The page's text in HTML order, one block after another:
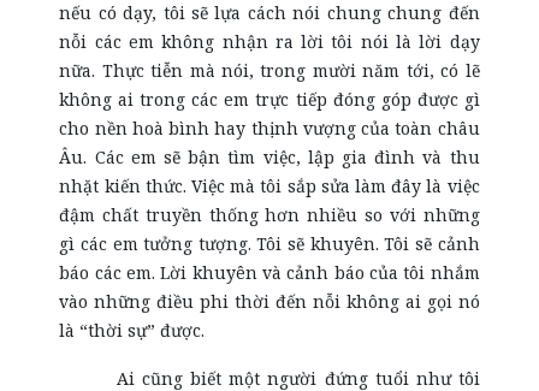
nếu có dạy, tôi sẽ lựa cách nói chung chung đến
nỗi các em không nhận ra lời tôi nói là lời dạy
nữa. Thực tiễn mà nói, trong mười năm tới, có lẽ
không ai trong các em trực tiếp đóng góp được gì
cho nền hoà bình hay thịnh vượng của toàn châu
Âu. Các em sẽ bận tìm việc, lập gia đình và thu
nhặt kiến thức. Việc mà tôi sắp sửa làm đây là việc
đậm chất truyền thống hơn nhiều so với những
gì các em tưởng tượng. Tôi sẽ khuyên. Tôi sẽ cảnh
báo các em. Lời khuyên và cảnh báo của tôi nhắm
vào những điều phi thời đến nỗi không ai gọi nó
là “thời sự” được.
Ai cũng biết một người đứng tuổi như tôi